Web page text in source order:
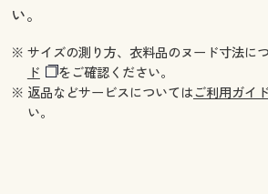
い。
※ サイズの測り方、衣料品のヌード寸法に
ド
をご確認ください。
※ 返品などサービスについてはご利用ガイド
い。